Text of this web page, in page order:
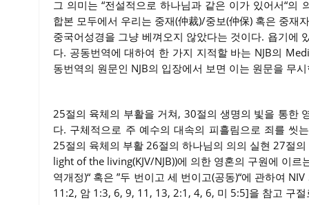
그 의미는 “전설적으로 하나님과 같은 이가 있어서“
합본 모두에서 우리는 중재(仲裁)/중보(仲保) 혹은 중
중국어성경을 그냥 베껴오지 않았다는 것이다. 욥기에
다. 공동번역에 대하여 한 가지 지적할 바는 NJB의
동번역의 원문인 NJB의 입장에서 보면 이는 원문을 무
25절의 육체의 부활을 거쳐, 30절의 생명의 빛을 통한
다. 구체적으로 주 예수의 대속의 피흘림으로 죄를 씻
25절의 육체의 부활 26절의 하나님의 의의 실현 27절
light of the living(KJV/NJB))에 의한 영혼의 구원에 이
역개정)“ 혹은 ”두 번이고 세 번이고(공동)“에 관하여
11:2, 암 1:3, 6, 9, 11, 13, 2:1, 4, 6, 미 5:5]을 참고 구절